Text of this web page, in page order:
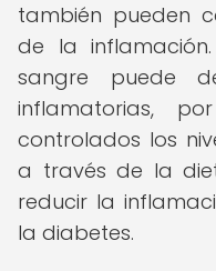
también pueden
de la
sangre puede
inflamatorias,
controlados los
a través de la
reducir la
la diabetes.